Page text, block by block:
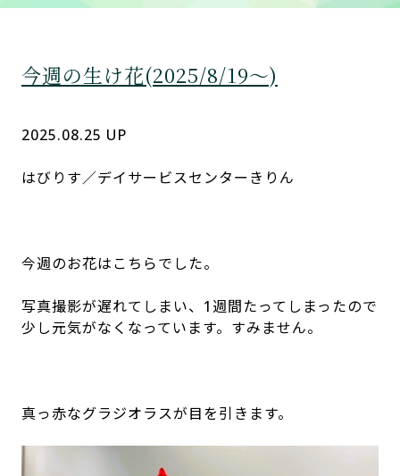
今週の生け花(2025/8/19～)
2025.08.25 UP
はびりす／デイサービスセンターきりん
今週のお花はこちらでした。
写真撮影が遅れてしまい、1週間たってしまったので
少し元気がなくなっています。すみません。
真っ赤なグラジオラスが目を引きます。